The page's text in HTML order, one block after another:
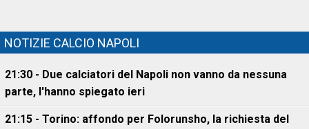
NOTIZIE CALCIO NAPOLI
21:30 - Due calciatori del Napoli non vanno da nessuna
parte, l'hanno spiegato ieri
21:15 - Torino: affondo per Folorunsho, la richiesta del